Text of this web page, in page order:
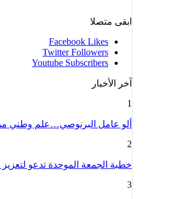
ابقى متصلا
Facebook Likes
Twitter Followers
Youtube Subscribers
آخر الأخبار
1
ألو عامل البرنوصي…علم وطني
2
خطبة الجمعة الموحدة تدعو
3